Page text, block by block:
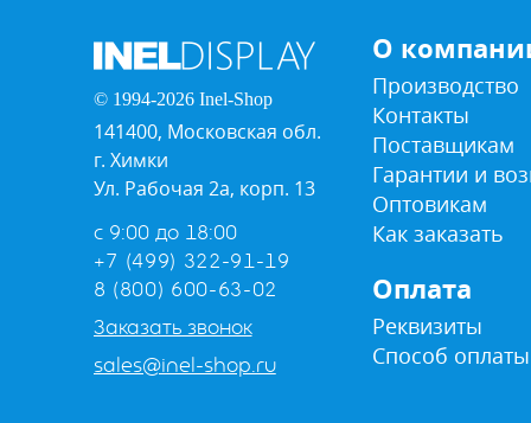
© 1994-2026 Inel-Shop
141400, Московская обл.
г. Химки
Ул. Рабочая 2а, корп. 13
с 9:00 до 18:00
+7 (499) 322-91-19
8 (800) 600-63-02
Заказать звонок
sales@inel-shop.ru
О
Производство
Контакты
Поставщикам
Гарантии и
Оптовикам
Как заказать
Оплата
Реквизиты
Способ оплаты